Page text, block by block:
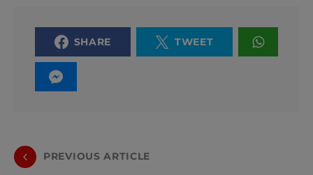
SHARE TWEET
PREVIOUS ARTICLE